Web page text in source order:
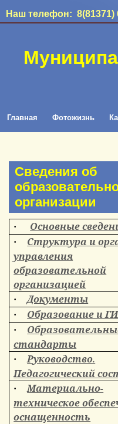
Наш телефон: 8(81371)
Главная Фотожизнь
Сведения об
организации
· Основные
·
Структура и
управления
образовательной
организацией
· Документы
· Образование и
·
стандарты
·
Руководство.
Педагогический
·
Материально-
техническое
оснащенность